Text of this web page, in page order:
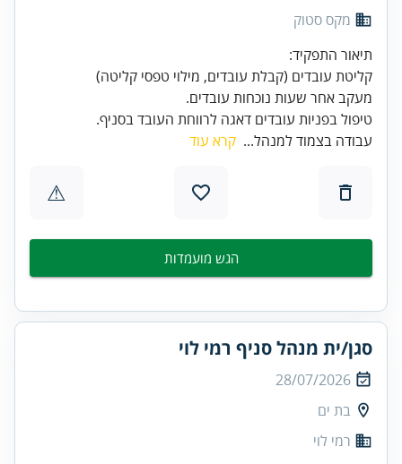
מקס סטוק
טיפול בפניות עובדים דאגה לרווחת העובד בסניף.
עבודה בצמוד למנהל... קרא עוד
⚠
הגש מועמדות
סגן/ית מנהל סניף רמי לוי
28/07/2026
בת ים
רמי לוי